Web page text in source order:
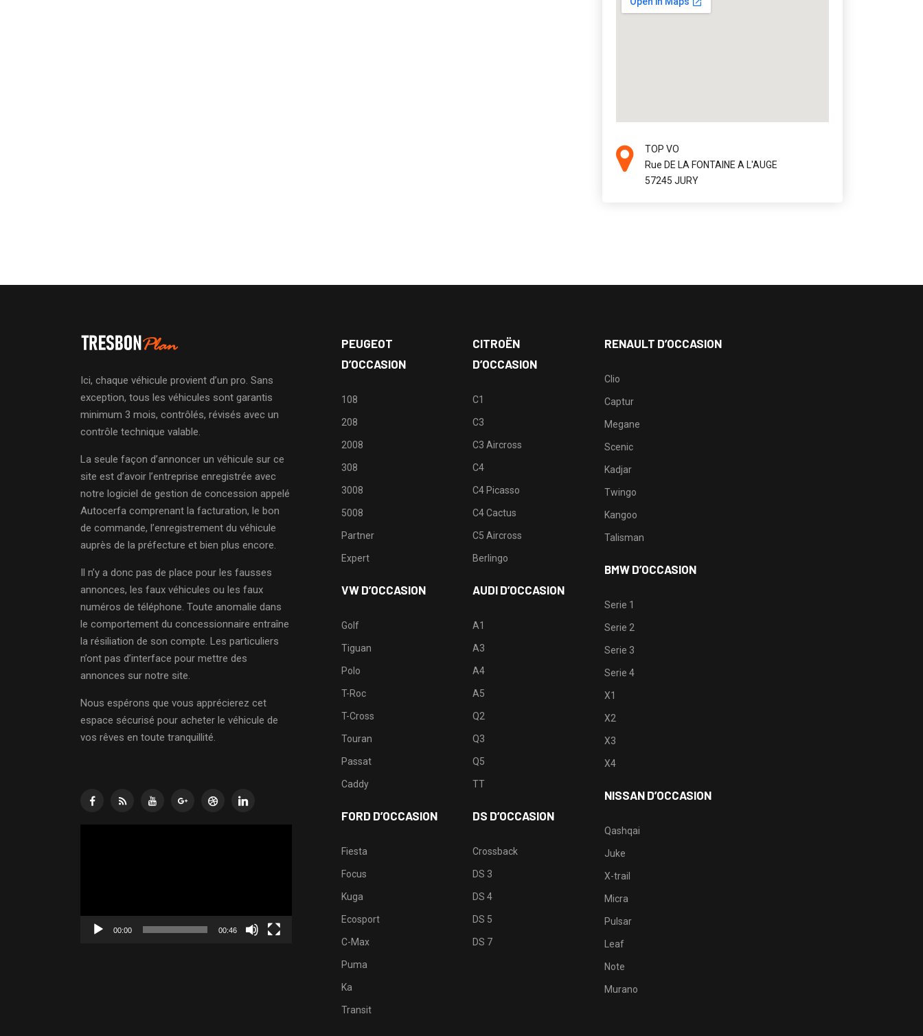
TOP VO
Rue DE LA FONTAINE A L'AUGE
57245 JURY
Ici, chaque véhicule provient d’un pro. Sans
exception, tous les véhicules sont garantis
minimum 3 mois, contrôlés, révisés avec un
contrôle technique valable.
La seule façon d’annoncer un véhicule sur ce
site est d’avoir l’entreprise enregistrée avec
notre logiciel de gestion de concession appelé
Autocerfa comprenant la facturation, le bon
de commande, l’enregistrement du véhicule
auprès de la préfecture et bien plus encore.
Il n’y a donc pas de place pour les fausses
annonces, les faux véhicules ou les faux
numéros de téléphone. Toute anomalie dans
le comportement du concessionnaire entraîne
la résiliation de son compte. Les particuliers
n’ont pas d’interface pour mettre des
annonces sur notre site.
Nous espérons que vous apprécierez cet
espace sécurisé pour acheter le véhicule de
vos rêves en toute tranquillité.
00:00 00:46
PEUGEOT
D’OCCASION
108
208
2008
308
3008
5008
Partner
Expert
VW D’OCCASION
Golf
Tiguan
Polo
T-Roc
T-Cross
Touran
Passat
Caddy
FORD D’OCCASION
Fiesta
Focus
Kuga
Ecosport
C-Max
Puma
Ka
Transit
CITROËN
D’OCCASION
C1
C3
C3 Aircross
C4
C4 Picasso
C4 Cactus
C5 Aircross
Berlingo
AUDI D’OCCASION
A1
A3
A4
A5
Q2
Q3
Q5
TT
DS D’OCCASION
Crossback
DS 3
DS 4
DS 5
DS 7
RENAULT D’OCCASION
Clio
Captur
Megane
Scenic
Kadjar
Twingo
Kangoo
Talisman
BMW D’OCCASION
Serie 1
Serie 2
Serie 3
Serie 4
X1
X2
X3
X4
NISSAN D’OCCASION
Qashqai
Juke
X-trail
Micra
Pulsar
Leaf
Note
Murano